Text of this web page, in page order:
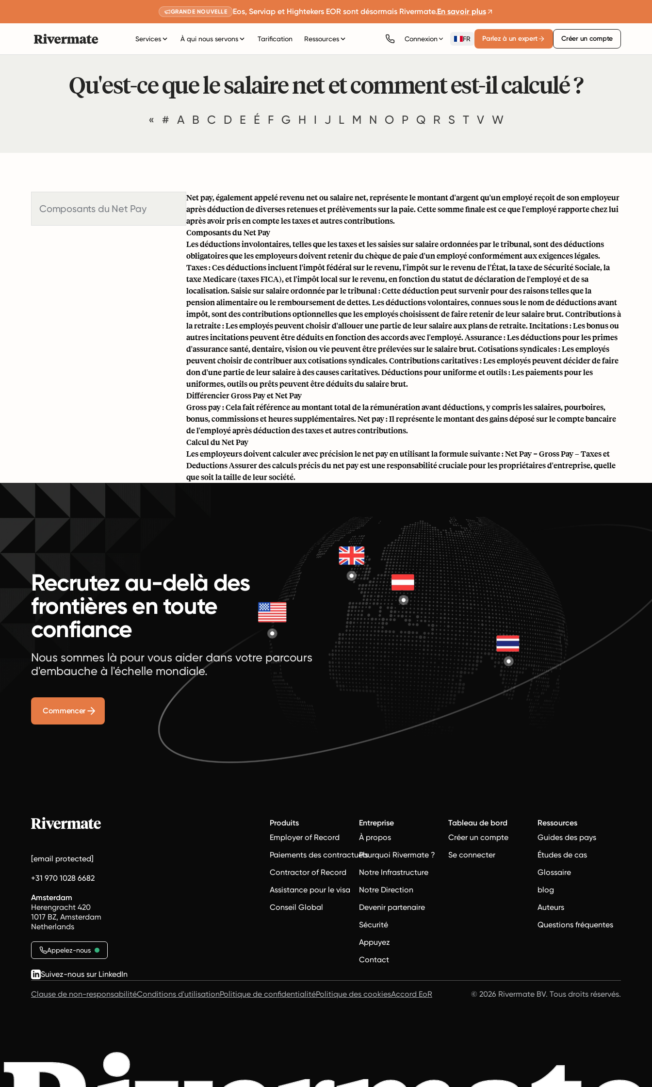
GRANDE NOUVELLE Eos, Serviap et Hightekers EOR sont désormais Rivermate.En savoir plus
Services À qui nous servons Tarification Ressources Connexion FR Parlez à un expert Créer un compte
Qu'est-ce que le salaire net et comment est-il calculé ?
« # A B C D E É F G H I J L M N O P Q R S T V W
Composants du Net Pay
Net pay, également appelé revenu net ou salaire net, représente le montant d'argent qu'un employé reçoit de son employeur
après déduction de diverses retenues et prélèvements sur la paie. Cette somme finale est ce que l'employé rapporte chez lui
après avoir pris en compte les taxes et autres contributions.
Composants du Net Pay
Les déductions involontaires, telles que les taxes et les saisies sur salaire ordonnées par le tribunal, sont des déductions
obligatoires que les employeurs doivent retenir du chèque de paie d'un employé conformément aux exigences légales.
Taxes : Ces déductions incluent l'impôt fédéral sur le revenu, l'impôt sur le revenu de l'État, la taxe de Sécurité Sociale, la
taxe Medicare (taxes FICA), et l'impôt local sur le revenu, en fonction du statut de déclaration de l'employé et de sa
localisation. Saisie sur salaire ordonnée par le tribunal : Cette déduction peut survenir pour des raisons telles que la
pension alimentaire ou le remboursement de dettes. Les déductions volontaires, connues sous le nom de déductions avant
impôt, sont des contributions optionnelles que les employés choisissent de faire retenir de leur salaire brut. Contributions à
la retraite : Les employés peuvent choisir d'allouer une partie de leur salaire aux plans de retraite. Incitations : Les bonus ou
autres incitations peuvent être déduits en fonction des accords avec l'employé. Assurance : Les déductions pour les primes
d'assurance santé, dentaire, vision ou vie peuvent être prélevées sur le salaire brut. Cotisations syndicales : Les employés
peuvent choisir de contribuer aux cotisations syndicales. Contributions caritatives : Les employés peuvent décider de faire
don d'une partie de leur salaire à des causes caritatives. Déductions pour uniforme et outils : Les paiements pour les
uniformes, outils ou prêts peuvent être déduits du salaire brut.
Différencier Gross Pay et Net Pay
Gross pay : Cela fait référence au montant total de la rémunération avant déductions, y compris les salaires, pourboires,
bonus, commissions et heures supplémentaires. Net pay : Il représente le montant des gains déposé sur le compte bancaire
de l'employé après déduction des taxes et autres contributions.
Calcul du Net Pay
Les employeurs doivent calculer avec précision le net pay en utilisant la formule suivante : Net Pay = Gross Pay – Taxes et
Deductions Assurer des calculs précis du net pay est une responsabilité cruciale pour les propriétaires d'entreprise, quelle
que soit la taille de leur société.
Recrutez au-delà des
frontières en toute
confiance
Nous sommes là pour vous aider dans votre parcours
d'embauche à l'échelle mondiale.
Commencer
[email protected]
+31 970 1028 6682
Amsterdam
Herengracht 420
1017 BZ, Amsterdam
Netherlands
Appelez-nous
Suivez-nous sur LinkedIn
Produits
Employer of Record
Paiements des contractuels
Contractor of Record
Assistance pour le visa
Conseil Global
Entreprise
À propos
Pourquoi Rivermate ?
Notre Infrastructure
Notre Direction
Devenir partenaire
Sécurité
Appuyez
Contact
Tableau de bord
Créer un compte
Se connecter
Ressources
Guides des pays
Études de cas
Glossaire
blog
Auteurs
Questions fréquentes
Clause de non-responsabilitéConditions d'utilisationPolitique de confidentialitéPolitique des cookiesAccord EoR © 2026 Rivermate BV. Tous droits réservés.